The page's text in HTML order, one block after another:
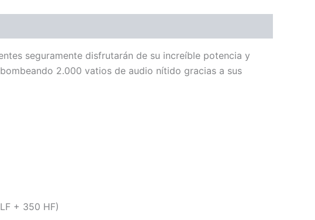
seguramente disfrutarán de su increíble potencia y
2.000 vatios de audio nítido gracias a sus
+ 350 HF)